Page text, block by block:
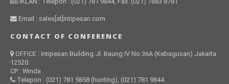
Email : sales[at]intipesan.com
CONTACT OF CONFERENCE
OFFICE : Intipesan Building Jl. Baung IV No.36A (Kebagusan) Jakarta
12520.
CP : Winda
Telepon : (021) 781 5858 (hunting), (021) 781 9844